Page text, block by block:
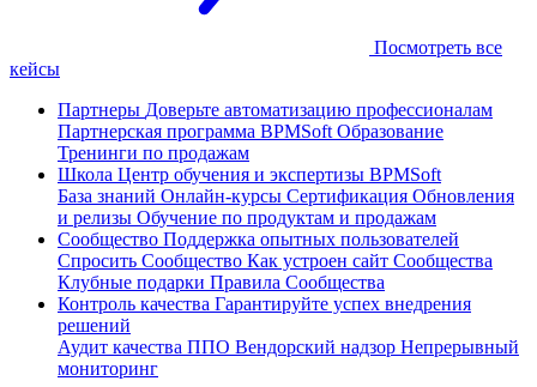
Посмотреть все
кейсы
Партнеры Доверьте автоматизацию профессионалам
Партнерская программа BPMSoft Образование
Тренинги по продажам
Школа Центр обучения и экспертизы BPMSoft
База знаний Онлайн-курсы Сертификация Обновления
и релизы Обучение по продуктам и продажам
Сообщество Поддержка опытных пользователей
Спросить Сообщество Как устроен сайт Сообщества
Клубные подарки Правила Сообщества
Контроль качества Гарантируйте успех внедрения
решений
Аудит качества ППО Вендорский надзор Непрерывный
мониторинг